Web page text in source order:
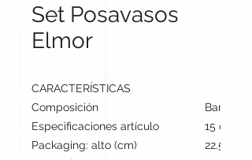
Set Posavasos
Elmor
CARACTERÍSTICAS
Composición
Bambú
Especificaciones artículo
15 cm /
Packaging: alto (cm)
22.5